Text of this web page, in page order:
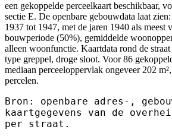
een gekoppelde perceelkaart beschikbaar,
sectie E. De openbare gebouwdata laat
1937 tot 1947, met de jaren 1940 als meest
bouwperiode (50%), gemiddelde
alleen woonfunctie. Kaartdata rond de
type greppel, droge sloot. Voor 86
mediaan perceeloppervlak ongeveer 202
percelen.
Bron: openbare adres-,
kaartgegevens van de
per straat.